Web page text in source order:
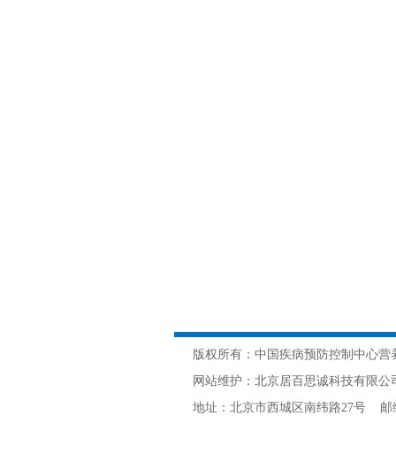
版权所有：中国疾病预防控制中心营
网站维护：北京居百思诚科技有限
地址：北京市西城区南纬路27号 邮